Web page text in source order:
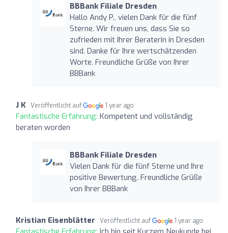
BBBank Filiale Dresden
Hallo Andy P., vielen Dank für die fünf
Sterne. Wir freuen uns, dass Sie so
zufrieden mit Ihrer Beraterin in Dresden
sind. Danke für Ihre wertschätzenden
Worte. Freundliche Grüße von Ihrer
BBBank
J K Veröffentlicht auf 1 year ago
Fantastische Erfahrung: Kompetent und vollständig
beraten worden
BBBank Filiale Dresden
Vielen Dank für die fünf Sterne und Ihre
positive Bewertung. Freundliche Grüße
von Ihrer BBBank
Kristian Eisenblätter Veröffentlicht auf 1 year ago